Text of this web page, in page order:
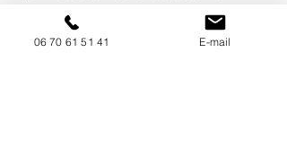
Castres.
06 70 61 51 41 E-mail